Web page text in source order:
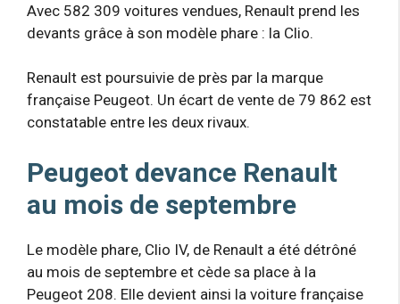
Avec 582 309 voitures vendues, Renault prend les
devants grâce à son modèle phare : la Clio.
Renault est poursuivie de près par la marque
française Peugeot. Un écart de vente de 79 862 est
constatable entre les deux rivaux.
Peugeot devance Renault
au mois de septembre
Le modèle phare, Clio IV, de Renault a été détrôné
au mois de septembre et cède sa place à la
Peugeot 208. Elle devient ainsi la voiture française